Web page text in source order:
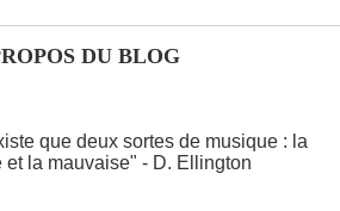
DU BLOG
que deux sortes de musique : la
et la mauvaise" - D. Ellington